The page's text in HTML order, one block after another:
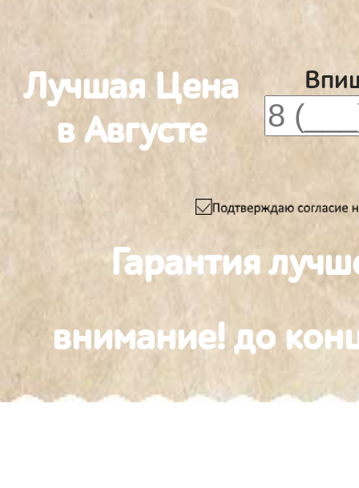
Лучшая Цена
в Августе
Гарантия
внимание! до